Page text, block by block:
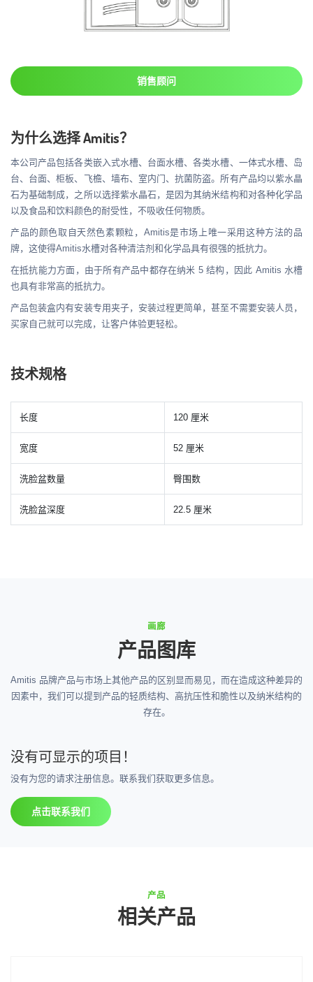
销售顾问
为什么选择 Amitis？
本公司产品包括各类嵌入式水槽、台面水槽、各类水槽、一体式水槽、岛
台、台面、柜板、飞檐、墙布、室内门、抗菌防盗。所有产品均以紫水晶
石为基础制成，之所以选择紫水晶石，是因为其纳米结构和对各种化学品
以及食品和饮料颜色的耐受性，不吸收任何物质。
产品的颜色取自天然色素颗粒，Amitis是市场上唯一采用这种方法的品
牌，这使得Amitis水槽对各种清洁剂和化学品具有很强的抵抗力。
在抵抗能力方面，由于所有产品中都存在纳米 5 结构，因此 Amitis 水槽
也具有非常高的抵抗力。
产品包装盒内有安装专用夹子，安装过程更简单，甚至不需要安装人员，
买家自己就可以完成，让客户体验更轻松。
技术规格
长度 120 厘米
宽度 52 厘米
洗脸盆数量 臀围数
洗脸盆深度 22.5 厘米
画廊
产品图库
Amitis 品牌产品与市场上其他产品的区别显而易见，而在造成这种差异的
因素中，我们可以提到产品的轻质结构、高抗压性和脆性以及纳米结构的
存在。
没有可显示的项目！
没有为您的请求注册信息。联系我们获取更多信息。
点击联系我们
产品
相关产品